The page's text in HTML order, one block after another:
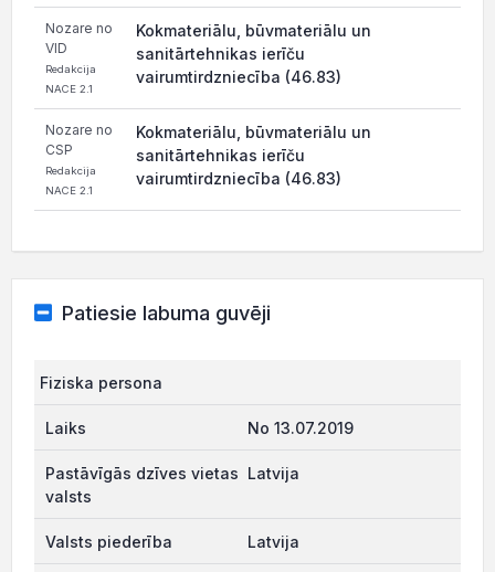
Nozare no
VID
Redakcija
NACE 2.1
Kokmateriālu, būvmateriālu un
sanitārtehnikas ierīču
vairumtirdzniecība (46.83)
Nozare no
CSP
Redakcija
NACE 2.1
Kokmateriālu, būvmateriālu un
sanitārtehnikas ierīču
vairumtirdzniecība (46.83)
Patiesie labuma guvēji
Fiziska persona
No 13.07.2019
Latvija
Latvija